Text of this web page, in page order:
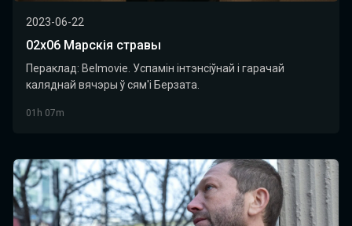
2023-06-22
02х06 Марскія стравы
Пераклад: Belmovie. Успамін інтэнсіўнай і гарачай
каляднай вячэры ў сям'і Берзата.
01h 07m